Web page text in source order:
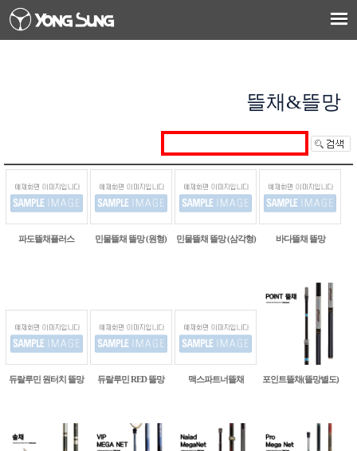
뜰채&뜰망
파도뜰채플러스 민물뜰채 뜰망 (원형) 민물뜰채 뜰망 (삼각형) 바다뜰채 뜰망
듀랄루민 원터치 뜰망 듀랄루민 RED 뜰망 맥스파트너뜰채 포인트뜰채(뜰망별도)